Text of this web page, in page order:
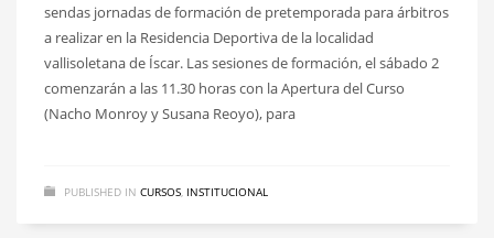
sendas jornadas de formación de pretemporada para árbitros
a realizar en la Residencia Deportiva de la localidad
vallisoletana de Íscar. Las sesiones de formación, el sábado 2
comenzarán a las 11.30 horas con la Apertura del Curso
(Nacho Monroy y Susana Reoyo), para
PUBLISHED IN CURSOS INSTITUCIONAL